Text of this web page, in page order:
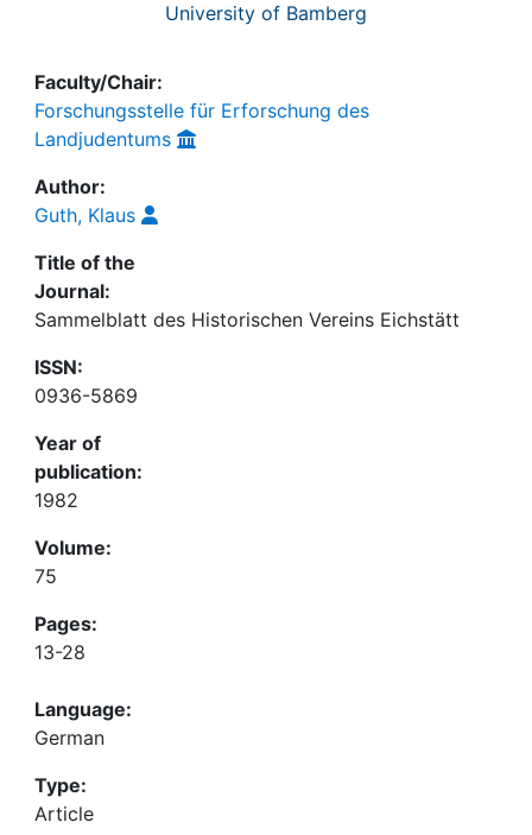
University of Bamberg
Faculty/Chair:
Forschungsstelle für Erforschung des
Landjudentums
Author:
Guth, Klaus
Title of the
Journal:
Sammelblatt des Historischen Vereins Eichstätt
ISSN:
0936-5869
Year of
publication:
1982
Volume:
75
Pages:
13-28
Language:
German
Type:
Article